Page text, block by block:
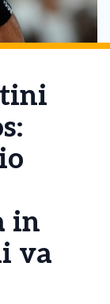
in
va